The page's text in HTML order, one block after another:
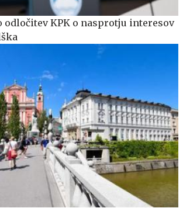
odločitev KPK o nasprotju interesov